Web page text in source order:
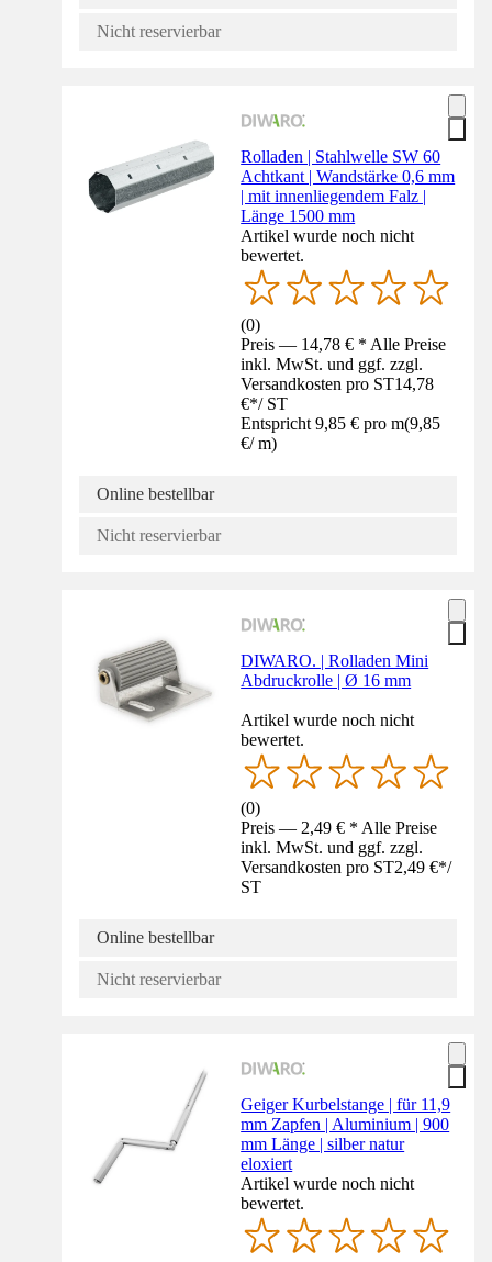
Nicht reservierbar
Rolladen | Stahlwelle SW 60
Achtkant | Wandstärke 0,6 mm
| mit innenliegendem Falz |
Länge 1500 mm
Artikel wurde noch nicht
bewertet.
(0)
Preis — 14,78 € * Alle Preise
inkl. MwSt. und ggf. zzgl.
Versandkosten pro ST14,78
€*/ ST
Entspricht 9,85 € pro m(9,85
€/ m)
Online bestellbar
Nicht reservierbar
DIWARO. | Rolladen Mini
Abdruckrolle | Ø 16 mm
Artikel wurde noch nicht
bewertet.
(0)
Preis — 2,49 € * Alle Preise
inkl. MwSt. und ggf. zzgl.
Versandkosten pro ST2,49 €*/
ST
Online bestellbar
Nicht reservierbar
Geiger Kurbelstange | für 11,9
mm Zapfen | Aluminium | 900
mm Länge | silber natur
eloxiert
Artikel wurde noch nicht
bewertet.